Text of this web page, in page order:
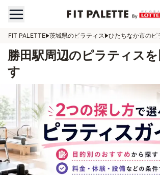
FIT PALETTE 茨城県のピラティス ひたちなか市のピ
勝田駅周辺のピラティス
す